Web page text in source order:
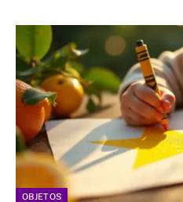
OBJETOS